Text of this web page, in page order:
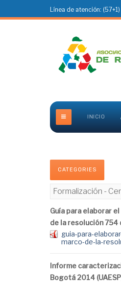
Línea de atención:
INICIO
CATEGORIES
Formalización -
Guía para elaborar
de la resolución 754
guia-para-
marco-de-la-
Informe
Bogotá 2014